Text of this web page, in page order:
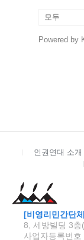
Powered by
인권연대 소개
[비영리민간단
8, 세방빌딩 3층
사업자등록번